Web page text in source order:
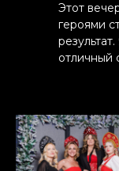
Этот
героями
отличный